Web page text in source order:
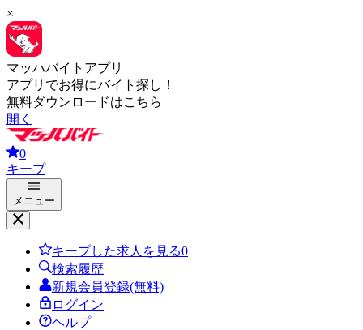
×
マッハバイトアプリ
アプリでお得にバイト探し！
無料ダウンロードはこちら
開く
0
キープ
メニュー
キープした求人を見る0
検索履歴
新規会員登録(無料)
ログイン
ヘルプ